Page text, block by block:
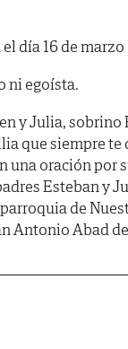
día 16 de marzo
ni egoísta.
y Julia,
que siempre te
una oración por
Esteban y
de
Antonio Abad